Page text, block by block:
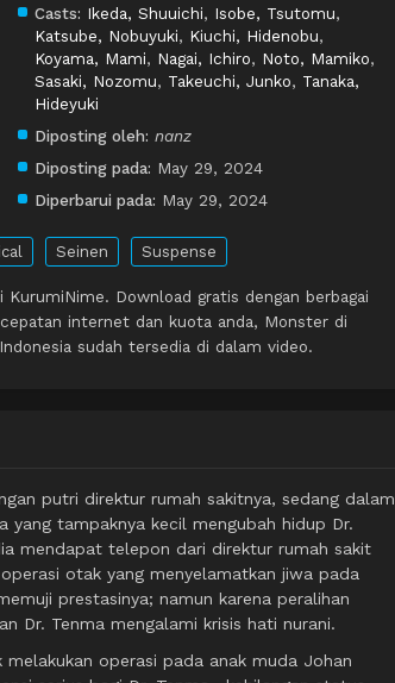
Casts: Ikeda, Shuuichi, Isobe, Tsutomu,
Katsube, Nobuyuki, Kiuchi, Hidenobu,
Koyama, Mami, Nagai, Ichiro, Noto, Mamiko,
Sasaki, Nozomu, Takeuchi, Junko, Tanaka,
Hideyuki
Diposting oleh: nanz
Diposting pada: May 29, 2024
Diperbarui pada: May 29, 2024
Seinen Suspense
KurumiNime. Download gratis dengan berbagai
internet dan kuota anda, Monster di
sudah tersedia di dalam video.
putri direktur rumah sakitnya, sedang dalam
yang tampaknya kecil mengubah hidup Dr.
mendapat telepon dari direktur rumah sakit
otak yang menyelamatkan jiwa pada
prestasinya; namun karena peralihan
Dr. Tenma mengalami krisis hati nurani.
operasi pada anak muda Johan